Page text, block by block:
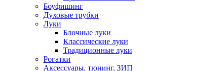
Боуфишинг
Духовые трубки
Луки
Блочные луки
Классические луки
Традиционные луки
Рогатки
Аксессуары, тюнинг, ЗИП